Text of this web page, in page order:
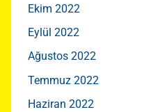
Ekim 2022
Eylül 2022
Ağustos 2022
Temmuz 2022
Haziran 2022